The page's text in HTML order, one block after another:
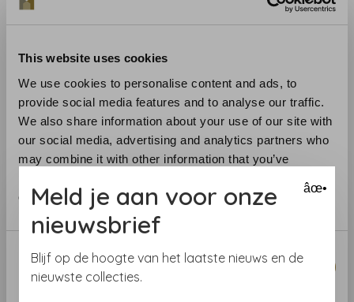
This website uses cookies
We use cookies to personalise content and ads, to
provide social media features and to analyse our traffic.
We also share information about your use of our site with
our social media, advertising and analytics partners who
may combine it with other information that you’ve
of their services.
Consent
Selection
Necessary
Mind The Gap
Antraciet - WP20553
€259,00
Mind The Gap
€259,00
âœ•
Meld je aan voor onze
nieuwsbrief
Blijf op de hoogte van het laatste nieuws en de
nieuwste collecties.